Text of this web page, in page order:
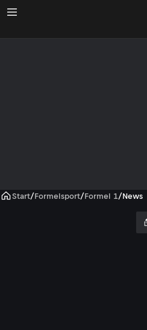
Start/Formelsport/Formel 1/News